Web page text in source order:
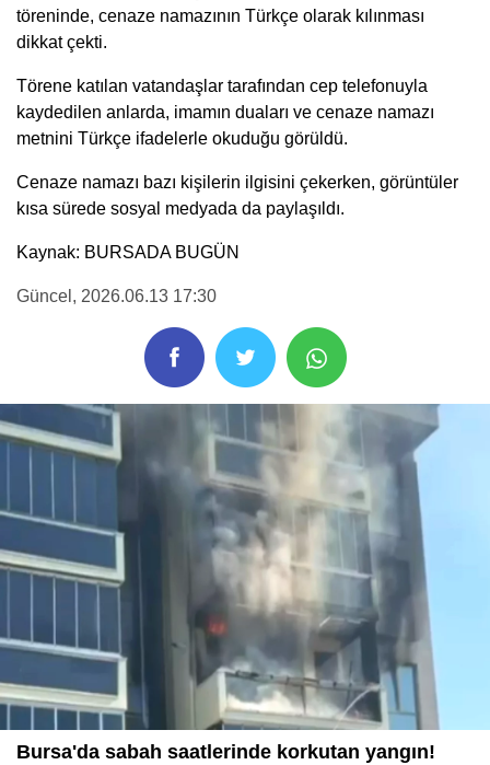
töreninde, cenaze namazının Türkçe olarak kılınması
dikkat çekti.
Törene katılan vatandaşlar tarafından cep telefonuyla
kaydedilen anlarda, imamın duaları ve cenaze namazı
metnini Türkçe ifadelerle okuduğu görüldü.
Cenaze namazı bazı kişilerin ilgisini çekerken, görüntüler
kısa sürede sosyal medyada da paylaşıldı.
Kaynak: BURSADA BUGÜN
Güncel , 2026.06.13 17:30
Bursa'da sabah saatlerinde korkutan yangın!